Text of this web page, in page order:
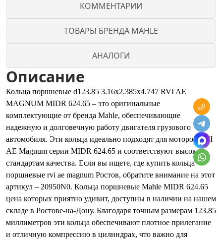
КОММЕНТАРИИ
ТОВАРЫ БРЕНДА MAHLE
АНАЛОГИ
Описание
Кольца поршневые d123.85 3.16x2.385x4.747 RVI AE
MAGNUM MIDR 624.65 – это оригинальные
комплектующие от бренда Mahle, обеспечивающие
надежную и долговечную работу двигателя грузового
автомобиля. Эти кольца идеально подходят для моторов RVI
AE Magnum серии MIDR 624.65 и соответствуют высоким
стандартам качества. Если вы ищете, где купить кольца
поршневые rvi ae magnum Ростов, обратите внимание на этот
артикул – 20950N0. Кольца поршневые Mahle MIDR 624.65
цена которых приятно удивит, доступны в наличии на нашем
складе в Ростове-на-Дону. Благодаря точным размерам 123.85
миллиметров эти кольца обеспечивают плотное прилегание
и отличную компрессию в цилиндрах, что важно для